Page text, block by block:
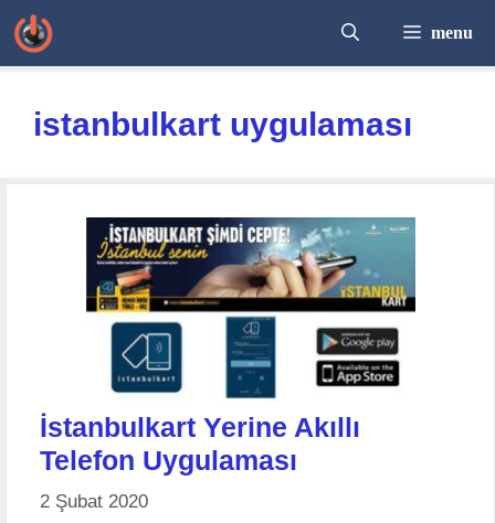
İçeriğe
atla
menu
istanbulkart uygulaması
İstanbulkart Yerine Akıllı
Telefon Uygulaması
2 Şubat 2020